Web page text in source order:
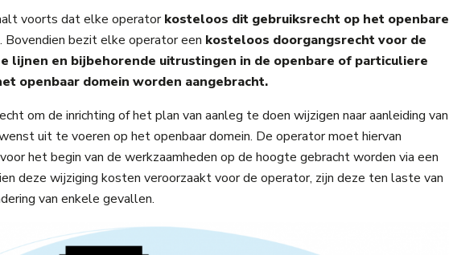
voorts dat elke operatorkosteloos dit gebruiksrecht op het openbare
. Bovendien bezit elke operator een kosteloos doorgangsrecht voor de
lijnen en bijbehorende uitrustingen in de openbare of particuliere
openbaar domein worden aangebracht.
om de inrichting of het plan van aanleg te doen wijzigen naar aanleiding van
uit te voeren op het openbaar domein. De operator moet hiervan
het begin van de werkzaamheden op de hoogte gebracht worden via een
deze wijziging kosten veroorzaakt voor de operator, zijn deze ten laste van
van enkele gevallen.